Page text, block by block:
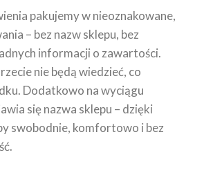
– bez nazw sklepu, bez
informacji o zawartości.
nie będą wiedzieć, co
Dodatkowo na wyciągu
się nazwa sklepu – dzięki
swobodnie, komfortowo i bez